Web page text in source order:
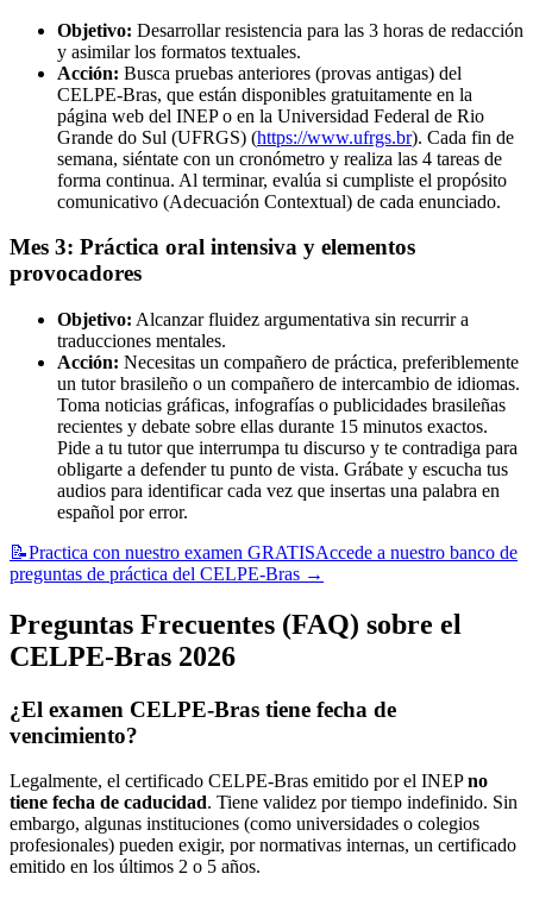
Objetivo: Desarrollar resistencia para las 3 horas de redacción
y asimilar los formatos textuales.
Acción: Busca pruebas anteriores (provas antigas) del
CELPE-Bras, que están disponibles gratuitamente en la
página web del INEP o en la Universidad Federal de Rio
Grande do Sul (UFRGS) (https://www.ufrgs.br). Cada fin de
semana, siéntate con un cronómetro y realiza las 4 tareas de
forma continua. Al terminar, evalúa si cumpliste el propósito
comunicativo (Adecuación Contextual) de cada enunciado.
Mes 3: Práctica oral intensiva y elementos
provocadores
Objetivo: Alcanzar fluidez argumentativa sin recurrir a
traducciones mentales.
Acción: Necesitas un compañero de práctica, preferiblemente
un tutor brasileño o un compañero de intercambio de idiomas.
Toma noticias gráficas, infografías o publicidades brasileñas
recientes y debate sobre ellas durante 15 minutos exactos.
Pide a tu tutor que interrumpa tu discurso y te contradiga para
obligarte a defender tu punto de vista. Grábate y escucha tus
audios para identificar cada vez que insertas una palabra en
español por error.
📝Practica con nuestro examen GRATISAccede a nuestro banco de
preguntas de práctica del CELPE-Bras →
Preguntas Frecuentes (FAQ) sobre el
CELPE-Bras 2026
¿El examen CELPE-Bras tiene fecha de
vencimiento?
Legalmente, el certificado CELPE-Bras emitido por el INEPno
tiene fecha de caducidad. Tiene validez por tiempo indefinido. Sin
embargo, algunas instituciones (como universidades o colegios
profesionales) pueden exigir, por normativas internas, un certificado
emitido en los últimos 2 o 5 años.